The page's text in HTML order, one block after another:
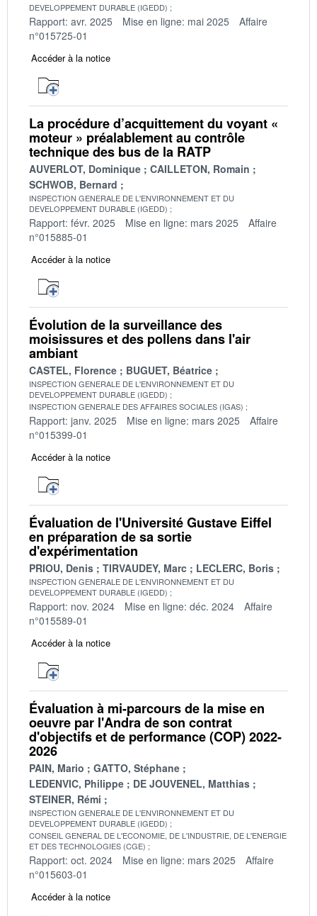
DEVELOPPEMENT DURABLE (IGEDD)
Rapport: avr. 2025 Mise en ligne: mai 2025
Affaire
n°015725-01
Accéder à la notice
La procédure d’acquittement du voyant «
moteur » préalablement au contrôle
technique des bus de la RATP
AUVERLOT, Dominique
CAILLETON, Romain
SCHWOB, Bernard
INSPECTION GENERALE DE L'ENVIRONNEMENT ET DU
DEVELOPPEMENT DURABLE (IGEDD)
Rapport: févr. 2025 Mise en ligne: mars 2025
Affaire
n°015885-01
Accéder à la notice
Évolution de la surveillance des
moisissures et des pollens dans l'air
ambiant
CASTEL, Florence BUGUET, Béatrice
INSPECTION GENERALE DE L'ENVIRONNEMENT ET DU
DEVELOPPEMENT DURABLE (IGEDD)
INSPECTION GENERALE DES AFFAIRES SOCIALES (IGAS)
Rapport: janv. 2025 Mise en ligne: mars 2025
Affaire
n°015399-01
Accéder à la notice
Évaluation de l'Université Gustave Eiffel
en préparation de sa sortie
d'expérimentation
PRIOU, Denis TIRVAUDEY, Marc LECLERC, Boris
INSPECTION GENERALE DE L'ENVIRONNEMENT ET DU
DEVELOPPEMENT DURABLE (IGEDD)
Rapport: nov. 2024 Mise en ligne: déc. 2024
Affaire
n°015589-01
Accéder à la notice
Évaluation à mi-parcours de la mise en
oeuvre par l'Andra de son contrat
d'objectifs et de performance (COP) 2022-
2026
PAIN, Mario
GATTO, Stéphane
LEDENVIC, Philippe
DE JOUVENEL, Matthias
STEINER, Rémi
INSPECTION GENERALE DE L'ENVIRONNEMENT ET DU
DEVELOPPEMENT DURABLE (IGEDD)
CONSEIL GENERAL DE L'ECONOMIE, DE L'INDUSTRIE, DE L'ENERGIE
ET DES TECHNOLOGIES (CGE)
Rapport: oct. 2024 Mise en ligne: mars 2025
Affaire
n°015603-01
Accéder à la notice